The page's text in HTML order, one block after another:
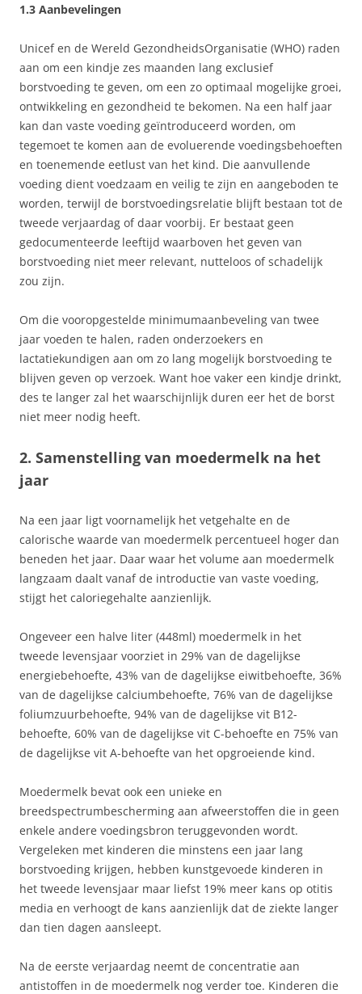
1.3 Aanbevelingen
Unicef en de Wereld GezondheidsOrganisatie (WHO) raden
aan om een kindje zes maanden lang exclusief
borstvoeding te geven, om een zo optimaal mogelijke groei,
ontwikkeling en gezondheid te bekomen. Na een half jaar
kan dan vaste voeding geïntroduceerd worden, om
tegemoet te komen aan de evoluerende voedingsbehoeften
en toenemende eetlust van het kind. Die aanvullende
voeding dient voedzaam en veilig te zijn en aangeboden te
worden, terwijl de borstvoedingsrelatie blijft bestaan tot de
tweede verjaardag of daar voorbij. Er bestaat geen
gedocumenteerde leeftijd waarboven het geven van
borstvoeding niet meer relevant, nutteloos of schadelijk
zou zijn.
Om die vooropgestelde minimumaanbeveling van twee
jaar voeden te halen, raden onderzoekers en
lactatiekundigen aan om zo lang mogelijk borstvoeding te
blijven geven op verzoek. Want hoe vaker een kindje drinkt,
des te langer zal het waarschijnlijk duren eer het de borst
niet meer nodig heeft.
2. Samenstelling van moedermelk na het
jaar
Na een jaar ligt voornamelijk het vetgehalte en de
calorische waarde van moedermelk percentueel hoger dan
beneden het jaar. Daar waar het volume aan moedermelk
langzaam daalt vanaf de introductie van vaste voeding,
stijgt het caloriegehalte aanzienlijk.
Ongeveer een halve liter (448ml) moedermelk in het
tweede levensjaar voorziet in 29% van de dagelijkse
energiebehoefte, 43% van de dagelijkse eiwitbehoefte, 36%
van de dagelijkse calciumbehoefte, 76% van de dagelijkse
foliumzuurbehoefte, 94% van de dagelijkse vit B12-
behoefte, 60% van de dagelijkse vit C-behoefte en 75% van
de dagelijkse vit A-behoefte van het opgroeiende kind.
Moedermelk bevat ook een unieke en
breedspectrumbescherming aan afweerstoffen die in geen
enkele andere voedingsbron teruggevonden wordt.
Vergeleken met kinderen die minstens een jaar lang
borstvoeding krijgen, hebben kunstgevoede kinderen in
het tweede levensjaar maar liefst 19% meer kans op otitis
media en verhoogt de kans aanzienlijk dat de ziekte langer
dan tien dagen aansleept.
Na de eerste verjaardag neemt de concentratie aan
antistoffen in de moedermelk nog verder toe. Kinderen die